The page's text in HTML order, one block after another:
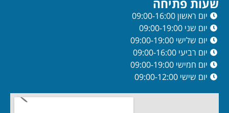
שעות פתיחה
יום ראשון 09:00-16:00
יום שני 09:00-19:00
יום שלישי 09:00-19:00
יום רביעי 09:00-16:00
יום חמישי 09:00-19:00
יום שישי 09:00-12:00